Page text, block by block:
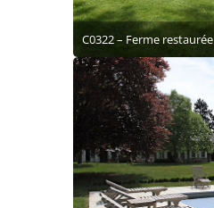
C0322 – Ferme restaurée